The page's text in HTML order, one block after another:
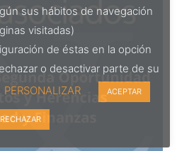
sus hábitos de navegación
visitadas)
de éstas en la opción
o desactivar parte de su
PERSONALIZAR ACEPTAR
RECHAZAR